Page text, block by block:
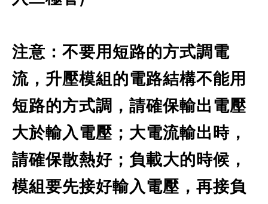
注意：不要用短路的方式調電
流，升壓模組的電路結構不能用
短路的方式調，請確保輸出電壓
大於輸入電壓；大電流輸出時，
請確保散熱好；負載大的時候，
模組要先接好輸入電壓，再接負